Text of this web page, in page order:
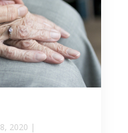
2020 |